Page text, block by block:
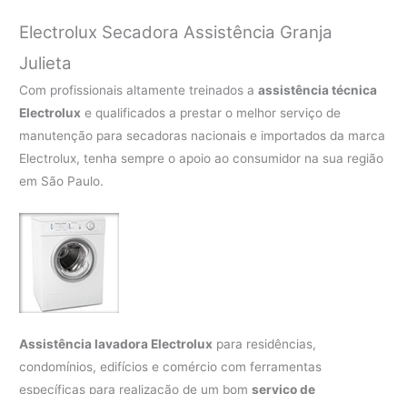
Electrolux Secadora Assistência Granja
Julieta
Com profissionais altamente treinados aassistência técnica
Electrolux e qualificados a prestar o melhor serviço de
manutenção para secadoras nacionais e importados da marca
Electrolux, tenha sempre o apoio ao consumidor na sua região
em São Paulo.
Assistência lavadora Electrolux para residências,
condomínios, edifícios e comércio com ferramentas
específicas para realização de um bomserviço de